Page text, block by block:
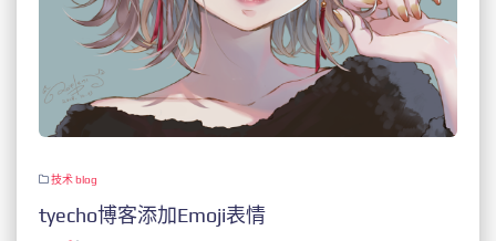
技术blog
tyecho博客添加Emoji表情